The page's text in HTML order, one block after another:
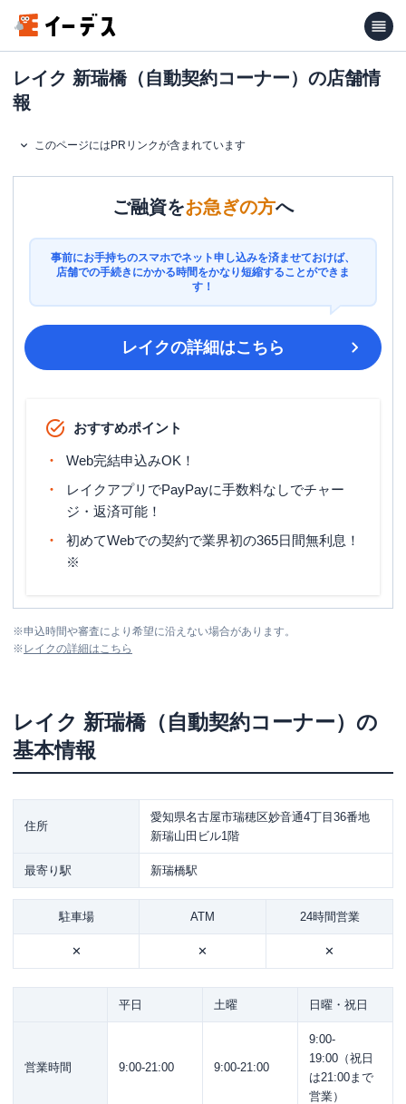
レイク 新瑞橋（自動契約コーナー）の店舗情
報
このページにはPRリンクが含まれています
ご融資をお急ぎの方へ
事前にお手持ちのスマホでネット申し込みを済ませておけば、
店舗での手続きにかかる時間をかなり短縮することができま
す！
レイクの詳細はこちら
おすすめポイント
Web完結申込みOK！
レイクアプリでPayPayに手数料なしでチャー
ジ・返済可能！
初めてWebでの契約で業界初の365日間無利息！
※
※申込時間や審査により希望に沿えない場合があります。
※ レイクの詳細はこちら
レイク 新瑞橋（自動契約コーナー） の
基本情報
住所
愛知県名古屋市瑞穂区妙音通4丁目36番地
新瑞山田ビル1階
最寄り駅 新瑞橋駅
駐車場 ATM 24時間営業
✕ ✕ ✕
平日 土曜 日曜・祝日
営業時間 9:00-21:00 9:00-21:00
9:00-
19:00（祝日
は21:00まで
営業）